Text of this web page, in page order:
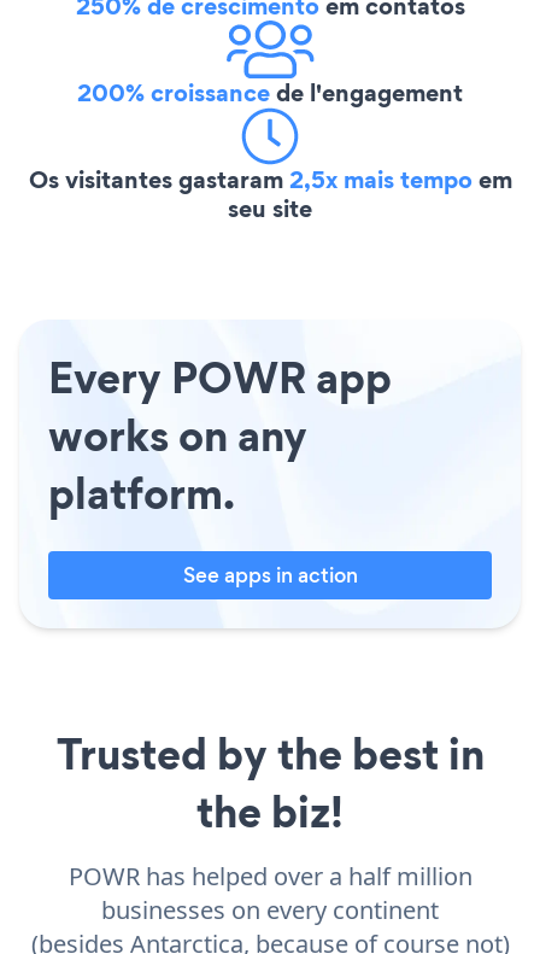
200% croissancede l'engagement
Os visitantes gastaram2,5x mais tempoem
seu site
Every POWR app
works on any
platform.
See apps in action
Trusted by the best in
the biz!
POWR has helped over a half million
businesses on every continent
(besides Antarctica, because of course not)